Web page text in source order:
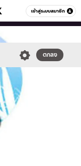
เข้าสู่ระบบสมาชิก
หมวดอื่นๆ
ตกลง